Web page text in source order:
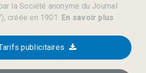
la Société anonyme du Journal
créée en 1901. En savoir plus
publicitaires